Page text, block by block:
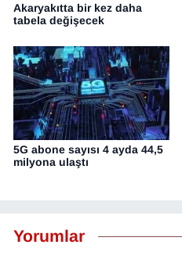
Akaryakıtta bir kez daha
tabela değişecek
5G abone sayısı 4 ayda 44,5
milyona ulaştı
Yorumlar